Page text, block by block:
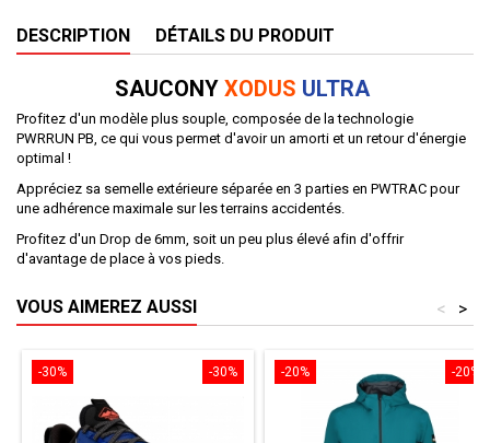
DESCRIPTION DÉTAILS DU PRODUIT
SAUCONY XODUS ULTRA
Profitez d'un modèle plus souple, composée de la technologie
PWRRUN PB, ce qui vous permet d'avoir un amorti et un retour d'énergie
optimal !
Appréciez sa semelle extérieure séparée en 3 parties en PWTRAC pour
une adhérence maximale sur les terrains accidentés.
Profitez d'un Drop de 6mm, soit un peu plus élevé afin d'offrir
d'avantage de place à vos pieds.
VOUS AIMEREZ AUSSI >
<
-30%
-30% -20%
-20%